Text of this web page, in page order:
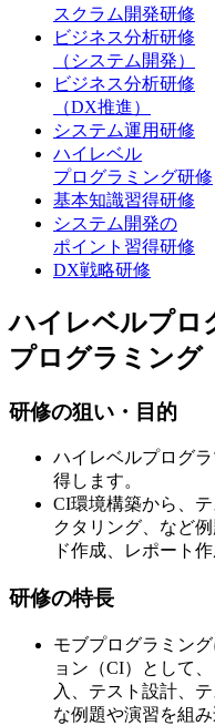
スクラム開発研修
ビジネス分析研修
（システム開発）
ビジネス分析研修
（DX推進）
システム運用研修
ハイレベル
プログラミング研修
基本知識習得研修
システム開発の
ポイント習得研修
DX戦略研修
ハイレベルプロ
プログラミング
研修の狙い・目的
ハイレベルプログ
得します。
CI環境構築から、
クタリング、など
ド作成、レポート
研修の特長
モブプログラミン
ョン（CI）として
入、テスト設計、
な例題や演習を組み